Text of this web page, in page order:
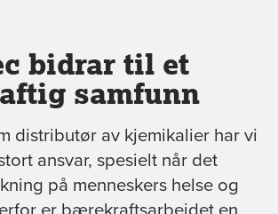
bidrar til et
samfunn
distributør av kjemikalier har vi
ansvar, spesielt når det
på menneskers helse og
er bærekraftsarbeidet en